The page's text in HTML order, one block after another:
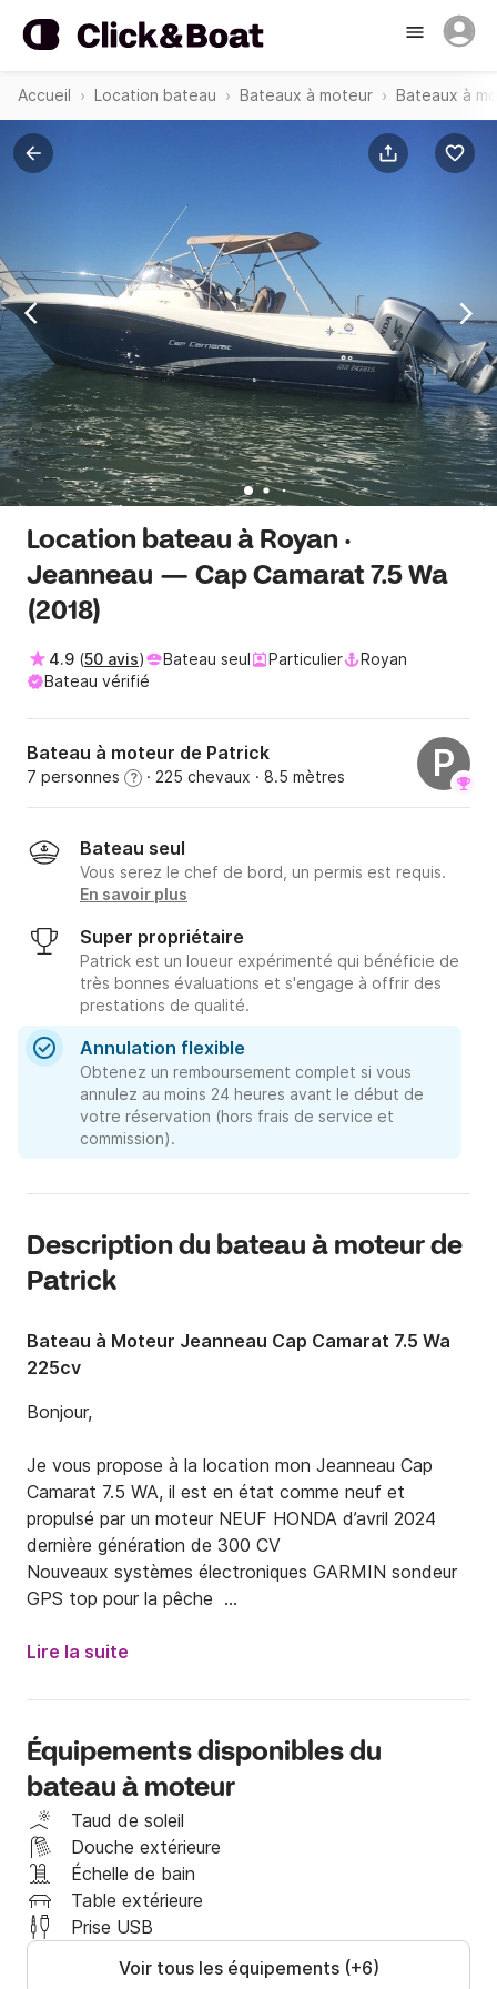
Accueil Location bateau Bateaux à moteur Bateaux à
Location bateau à Royan ·
Jeanneau — Cap Camarat 7.5 Wa
(2018)
4.9 (50 avis) Bateau seul Particulier
Royan
Bateau vérifié
Bateau à moteur de Patrick
7 personnes ? · 225 chevaux · 8.5 mètres P
Bateau seul
Vous serez le chef de bord, un permis est requis.
En savoir plus
Super propriétaire
Patrick est un loueur expérimenté qui bénéficie de
très bonnes évaluations et s'engage à offrir des
prestations de qualité.
Annulation flexible
Obtenez un remboursement complet si vous
annulez au moins 24 heures avant le début de
votre réservation (hors frais de service et
commission).
Description du bateau à moteur de
Patrick
Bateau à Moteur Jeanneau Cap Camarat 7.5 Wa
225cv
Bonjour,
Je vous propose à la location mon Jeanneau Cap
Camarat 7.5 WA, il est en état comme neuf et
propulsé par un moteur NEUF HONDA d’avril 2024
dernière génération de 300 CV
Nouveaux systèmes électroniques GARMIN sondeur
GPS top pour la pêche
Le permis bateau est indispensable pour la location,
Je serais ravi de pouvoir échanger avec vous sur
votre projet de location avant de confirmer toute
demande.
Le bateau est de 2018 et vient d'être révisé comme
chaque saison  le 06 Mars 2026
Il est très équipé, en matériel de sécurité, fusées, 9
gilets adultes et 4 Gilets enfants , guindeau
électrique, VHF ...
Lire la suite
Équipements disponibles du
bateau à moteur
Taud de soleil
Douche extérieure
Échelle de bain
Table extérieure
Prise USB
Voir tous les équipements (+6)